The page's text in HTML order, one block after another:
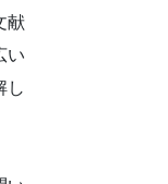
献
い
し